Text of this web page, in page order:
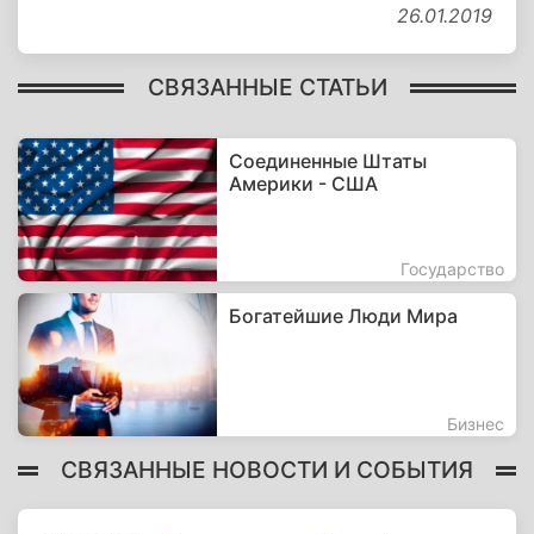
26.01.2019
СВЯЗАННЫЕ СТАТЬИ
Соединенные Штаты
Америки - США
Государство
Богатейшие Люди Мира
Бизнес
СВЯЗАННЫЕ НОВОСТИ И СОБЫТИЯ